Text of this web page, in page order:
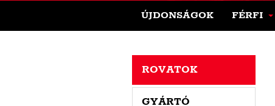
ÚJDONSÁGOK FÉRFI
ROVATOK
GYÁRTÓ